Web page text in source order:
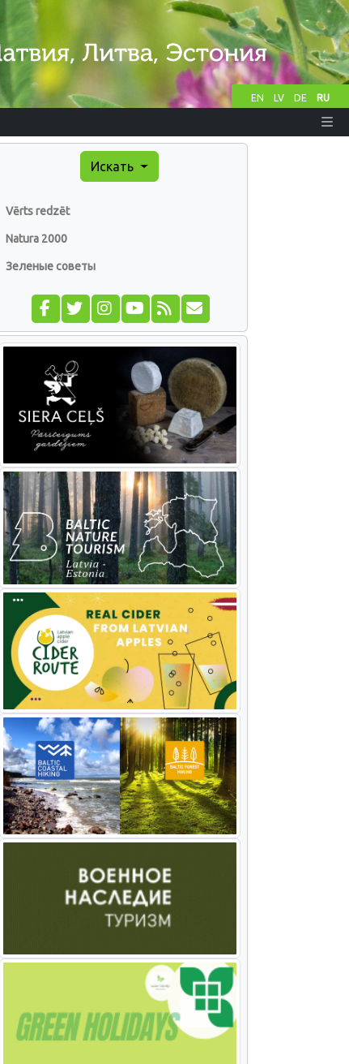
EN LV DE RU
Искать
Vērts redzēt
Natura 2000
Зеленые советы